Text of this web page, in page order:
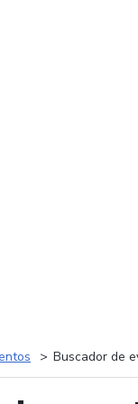
Buscador de